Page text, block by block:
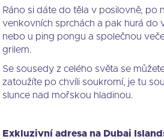
Ráno si dáte do těla v posilovně, po
venkovních sprchách a pak hurá do
nebo u ping pongu a společnou
grilem.
Se sousedy z celého světa se
zatoužíte po chvíli soukromí, je tu
slunce nad mořskou hladinou.
Exkluzivní adresa na Dubai